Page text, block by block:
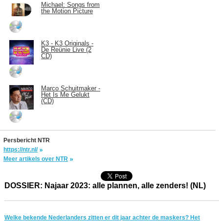
Michael: Songs from
the Motion Picture
K3 - K3 Originals -
De Reünie Live (2
CD)
Marco Schuitmaker -
Het Is Me Gelukt
(CD)
Persbericht NTR
https://ntr.nl/
Meer artikels over NTR
DOSSIER: Najaar 2023: alle plannen, alle zenders! (NL)
Welke bekende Nederlanders zitten er dit jaar achter de maskers? Het